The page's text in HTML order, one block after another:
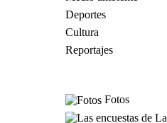
Deportes
Cultura
Reportajes
Fotos